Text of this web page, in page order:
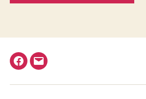
Facebook
E-